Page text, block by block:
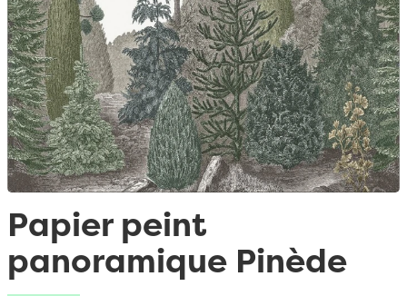
Papier peint
panoramique Pinède